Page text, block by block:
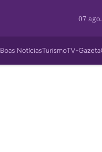
07
Boas NotíciasTurismoTV-Gazeta